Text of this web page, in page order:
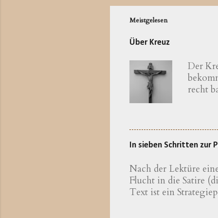
Meistgelesen
Über Kreuz
Der
recht
zum
eine
In sieben Schritten zur
Nach der Lektüre
Flucht in die Satire
Text ist ein
sich von